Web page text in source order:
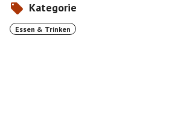
Kategorie
Essen & Trinken